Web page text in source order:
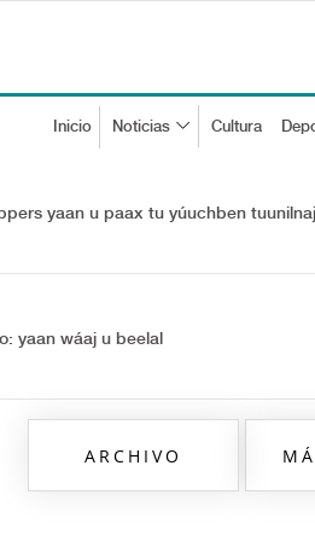
Inicio Noticias Cultura
yaan u paax tu yúuchben
yaan wáaj u beelal
ARCHIVO